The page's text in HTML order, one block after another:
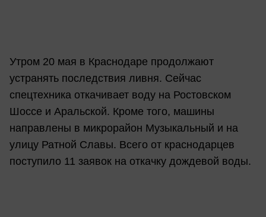
Утром 20 мая в Краснодаре продолжают
устранять последствия ливня. Сейчас
спецтехника откачивает воду на Ростовском
Шоссе и Аральской. Кроме того, машины
направлены в микрорайон Музыкальный и на
улицу Ратной Славы. Всего от краснодарцев
поступило 11 заявок на откачку дождевой воды.